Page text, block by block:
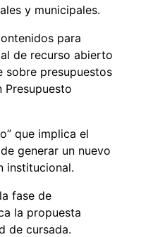
y municipales.
para
de recurso abierto
sobre presupuestos
Presupuesto
que implica el
generar un nuevo
institucional.
fase de
la propuesta
de cursada.